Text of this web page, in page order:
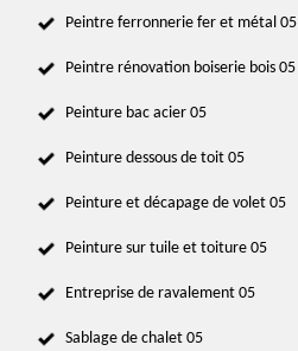
Peintre ferronnerie fer et métal 05
Peintre rénovation boiserie bois 05
Peinture bac acier 05
Peinture dessous de toit 05
Peinture et décapage de volet 05
Peinture sur tuile et toiture 05
Entreprise de ravalement 05
Sablage de chalet 05